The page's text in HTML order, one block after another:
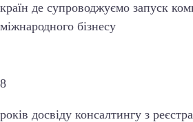
країн де супроводжуємо запуск
міжнародного бізнесу
8
років досвіду консалтингу з